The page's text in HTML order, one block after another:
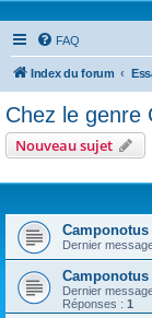
FAQ
Index du forum
Chez le genre
Nouveau sujet
Dernier
Camponotus
Dernier
Réponses : 1